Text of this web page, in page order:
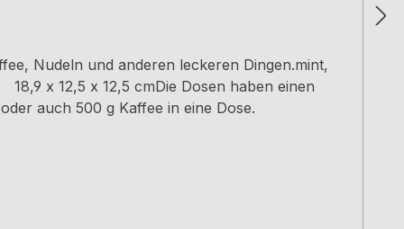
Nudeln und anderen leckeren Dingen.mint,
x 12,5 x 12,5 cmDie Dosen haben einen
auch 500 g Kaffee in eine Dose.